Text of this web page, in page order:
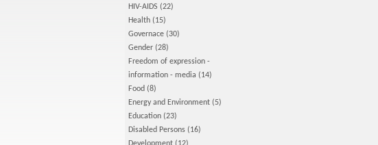
HIV-AIDS (22)
Health (15)
Governace (30)
Gender (28)
Freedom of expression -
information - media (14)
Food (8)
Energy and Environment (5)
Education (23)
Disabled Persons (16)